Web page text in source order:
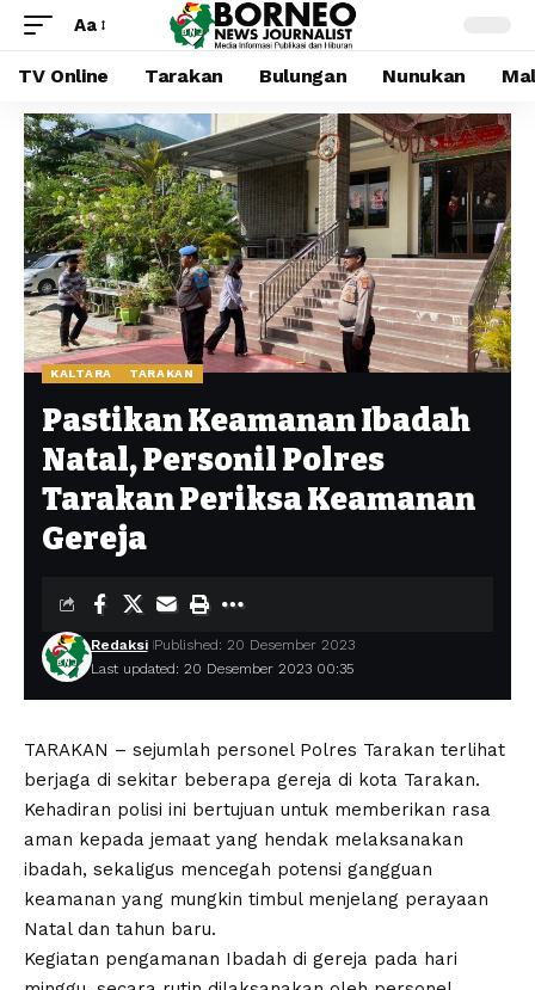
Aa
TV Online Tarakan Bulungan Nunukan
KALTARA TARAKAN
Pastikan Keamanan Ibadah
Natal, Personil Polres
Tarakan Periksa Keamanan
Gereja
Last updated: 20 Desember 2023 00:35
Redaksi Published: 20 Desember 2023
TARAKAN – sejumlah personel Polres Tarakan terlihat
berjaga di sekitar beberapa gereja di kota Tarakan.
Kehadiran polisi ini bertujuan untuk memberikan rasa
aman kepada jemaat yang hendak melaksanakan
ibadah, sekaligus mencegah potensi gangguan
keamanan yang mungkin timbul menjelang perayaan
Natal dan tahun baru.
Kegiatan pengamanan Ibadah di gereja pada hari